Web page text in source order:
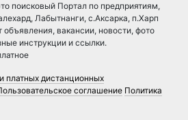
поисковый Портал по предприятиям,
Лабытнанги, с.Аксарка, п.Харп
вакансии, новости, фото
инструкции и ссылки.
платных дистанционных
соглашение Политика